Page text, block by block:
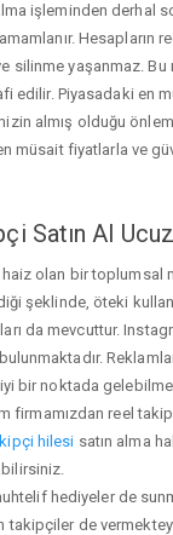
işleminden derhal
Hesapların
silinme yaşanmaz. Bu
edilir. Piyasadaki en
almış olduğu
müsait fiyatlarla ve
Satın Al Ucuz
olan bir toplumsal
şeklinde, öteki
da mevcuttur.
bir noktada
firmamızdan reel
hilesi satın alma
hediyeler de
takipçiler de